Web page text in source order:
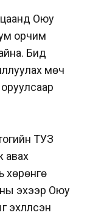
Оюу
орчим
Бид
мөч
ТУЗ
авах
хөрөнгө
эхээр Оюу